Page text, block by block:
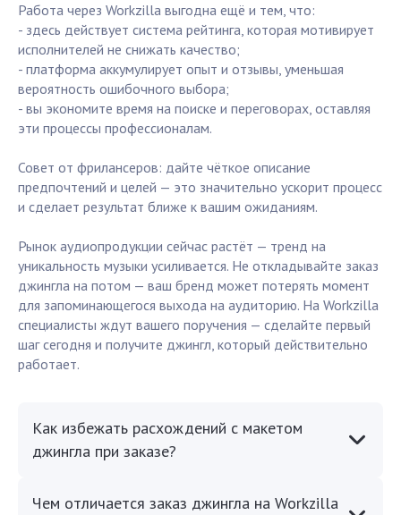
Работа через Workzilla выгодна ещё и тем, что:
- здесь действует система рейтинга, которая мотивирует
исполнителей не снижать качество;
- платформа аккумулирует опыт и отзывы, уменьшая
вероятность ошибочного выбора;
- вы экономите время на поиске и переговорах, оставляя
эти процессы профессионалам.
Совет от фрилансеров: дайте чёткое описание
предпочтений и целей — это значительно ускорит процесс
и сделает результат ближе к вашим ожиданиям.
Рынок аудиопродукции сейчас растёт — тренд на
уникальность музыки усиливается. Не откладывайте заказ
джингла на потом — ваш бренд может потерять момент
для запоминающегося выхода на аудиторию. На Workzilla
специалисты ждут вашего поручения — сделайте первый
шаг сегодня и получите джингл, который действительно
работает.
Как избежать расхождений с макетом
джингла при заказе?
Чем отличается заказ джингла на Workzilla